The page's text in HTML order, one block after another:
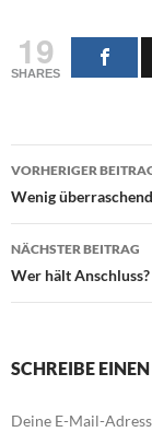
19
SHARES
VORHERIGER
Wenig
NÄCHSTER BEITRAG
Wer hält Anschluss?
SCHREIBE
Deine E-Mail-